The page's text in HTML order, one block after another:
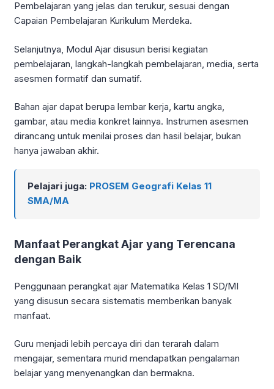
Pembelajaran yang jelas dan terukur, sesuai dengan
Capaian Pembelajaran Kurikulum Merdeka.
Selanjutnya, Modul Ajar disusun berisi kegiatan
pembelajaran, langkah-langkah pembelajaran, media, serta
asesmen formatif dan sumatif.
Bahan ajar dapat berupa lembar kerja, kartu angka,
gambar, atau media konkret lainnya. Instrumen asesmen
dirancang untuk menilai proses dan hasil belajar, bukan
hanya jawaban akhir.
Pelajari juga: PROSEM Geografi Kelas 11
SMA/MA
Manfaat Perangkat Ajar yang Terencana
dengan Baik
Penggunaan perangkat ajar Matematika Kelas 1 SD/MI
yang disusun secara sistematis memberikan banyak
manfaat.
Guru menjadi lebih percaya diri dan terarah dalam
mengajar, sementara murid mendapatkan pengalaman
belajar yang menyenangkan dan bermakna.